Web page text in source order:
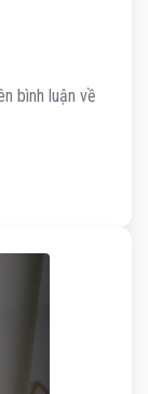
bình luận về